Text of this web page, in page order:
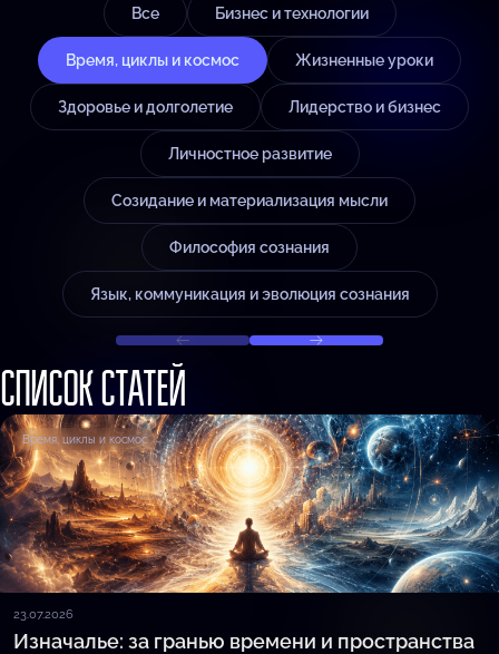
Все Бизнес и технологии
Время, циклы и космос Жизненные уроки
Здоровье и долголетие Лидерство и бизнес
Личностное развитие
Созидание и материализация мысли
Философия сознания
Язык, коммуникация и эволюция сознания
СПИСОК СТАТЕЙ
Время, циклы и космос
23.07.2026
Изначалье: за гранью времени и пространства